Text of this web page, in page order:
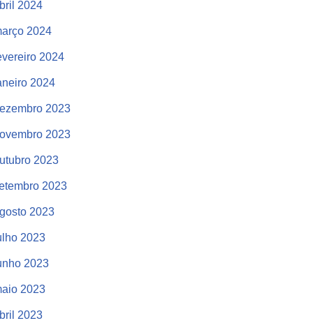
2024
2024
2024
2024
2023
2023
2023
2023
2023
2023
2023
2023
2023